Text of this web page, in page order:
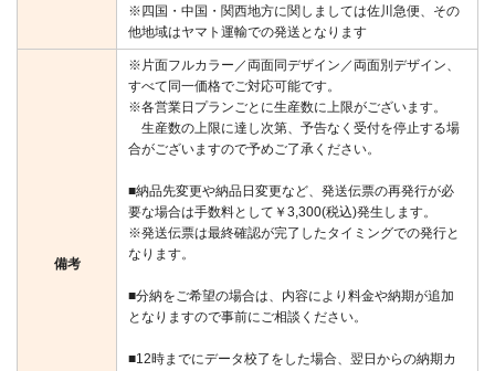
※四国・中国・関西地方に関しましては佐川急便、その
他地域はヤマト運輸での発送となります
備考
※片面フルカラー／両面同デザイン／両面別デザイン、
すべて同一価格でご対応可能です。
※各営業日プランごとに生産数に上限がございます。
生産数の上限に達し次第、予告なく受付を停止する場
合がございますので予めご了承ください。
■納品先変更や納品日変更など、発送伝票の再発行が必
要な場合は手数料として￥3,300(税込)発生します。
※発送伝票は最終確認が完了したタイミングでの発行と
なります。
■分納をご希望の場合は、内容により料金や納期が追加
となりますので事前にご相談ください。
■12時までにデータ校了をした場合、翌日からの納期カ